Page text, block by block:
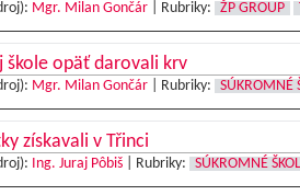
Mgr. Milan Gončár| Rubriky: ŽP GROUP
škole opäť darovali krv
Mgr. Milan Gončár| Rubriky: SÚKROMNÉ
získavali v Třinci
Ing. Juraj Pôbiš| Rubriky: SÚKROMNÉ